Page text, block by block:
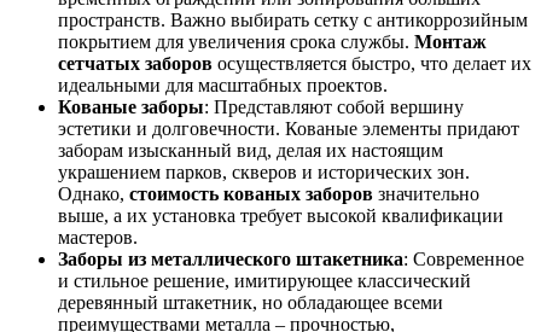
пространств. Важно выбирать сетку с антикоррозийным
покрытием для увеличения срока службы. Монтаж
сетчатых заборов осуществляется быстро, что делает их
идеальными для масштабных проектов.
Кованые заборы: Представляют собой вершину
эстетики и долговечности. Кованые элементы придают
заборам изысканный вид, делая их настоящим
украшением парков, скверов и исторических зон.
Однако, стоимость кованых заборов значительно
выше, а их установка требует высокой квалификации
мастеров.
Заборы из металлического штакетника: Современное
и стильное решение, имитирующее классический
деревянный штакетник, но обладающее всеми
преимуществами металла – прочностью,